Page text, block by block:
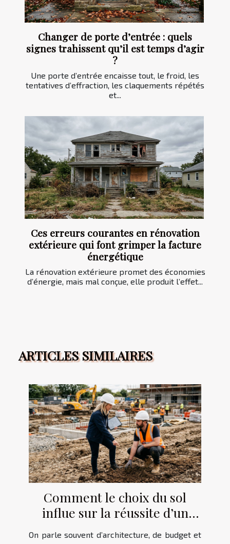
Changer de porte d’entrée : quels
signes trahissent qu’il est temps d’agir
?
Une porte d’entrée encaisse tout, le froid, les
tentatives d’effraction, les claquements répétés
et...
Ces erreurs courantes en rénovation
extérieure qui font grimper la facture
énergétique
La rénovation extérieure promet des économies
d’énergie, mais mal conçue, elle produit l’effet...
ARTICLES SIMILAIRES
Comment le choix du sol
influe sur la réussite d’un
projet de construction
On parle souvent d’architecture, de budget et